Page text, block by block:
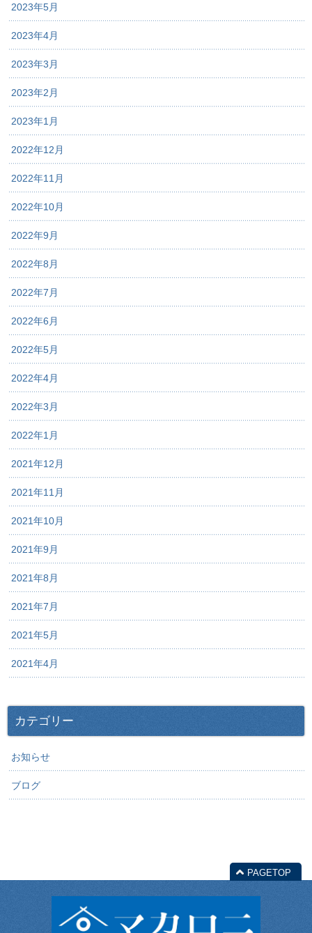
2023年5月
2023年4月
2023年3月
2023年2月
2023年1月
2022年12月
2022年11月
2022年10月
2022年9月
2022年8月
2022年7月
2022年6月
2022年5月
2022年4月
2022年3月
2022年1月
2021年12月
2021年11月
2021年10月
2021年9月
2021年8月
2021年7月
2021年5月
2021年4月
カテゴリー
お知らせ
ブログ
PAGETOP